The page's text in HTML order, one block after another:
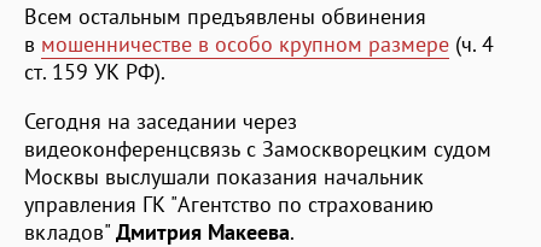
Всем остальным предъявлены обвинения
в мошенничестве в особо крупном размере (ч. 4
ст. 159 УК РФ).
Сегодня на заседании через
видеоконференцсвязь с Замоскворецким судом
Москвы выслушали показания начальник
управления ГК "Агентство по страхованию
вкладов" Дмитрия Макеева.